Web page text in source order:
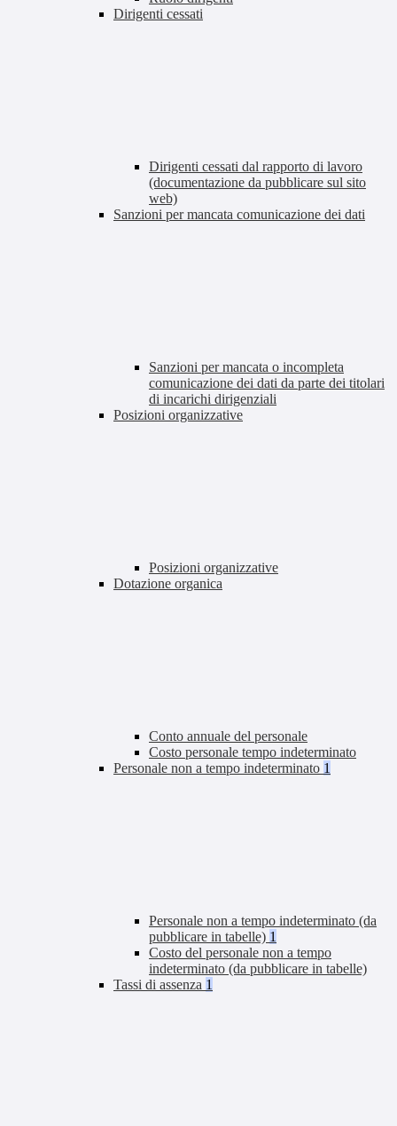
Dirigenti cessati
Dirigenti cessati dal rapporto di lavoro
(documentazione da pubblicare sul sito
web)
Sanzioni per mancata comunicazione dei dati
Sanzioni per mancata o incompleta
comunicazione dei dati da parte dei titolari
di incarichi dirigenziali
Posizioni organizzative
Posizioni organizzative
Dotazione organica
Conto annuale del personale
Costo personale tempo indeterminato
Personale non a tempo indeterminato 1
Personale non a tempo indeterminato (da
pubblicare in tabelle) 1
Costo del personale non a tempo
indeterminato (da pubblicare in tabelle)
Tassi di assenza 1